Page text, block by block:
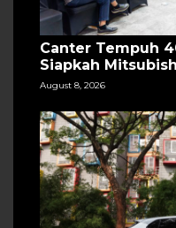
Canter Tempuh
Siapkah
August 8, 2026